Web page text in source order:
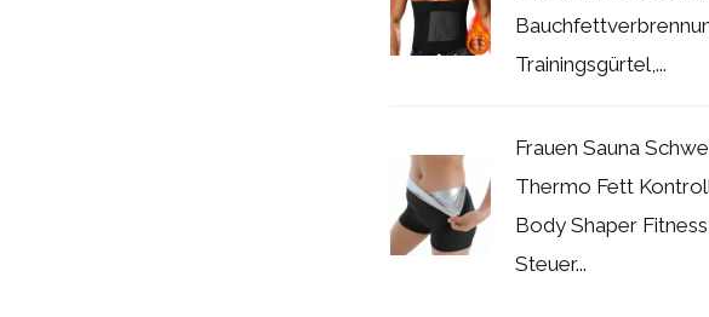
Trainingsgürtel,...
Frauen Sauna
Thermo Fett
Body Shaper
Steuer...